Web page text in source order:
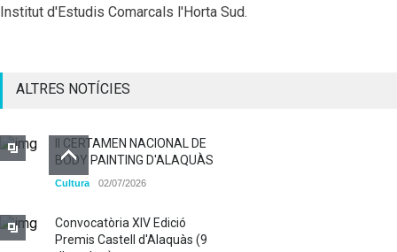
Institut d'Estudis Comarcals l'Horta Sud.
ALTRES NOTÍCIES
II CERTAMEN NACIONAL DE
BODY PAINTING D'ALAQUÀS
Cultura 02/07/2026
Convocatòria XIV Edició
Premis Castell d'Alaquàs (9